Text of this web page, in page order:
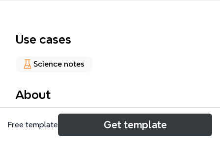
Use cases
Science notes
About
این نقشه ذهنی با عنوان «فصل سوم: تبادلات گازی گفتار
سوم: تنوع تبادلات گازی» یک راهنمای جامع برای مطالعه
Free template Get template